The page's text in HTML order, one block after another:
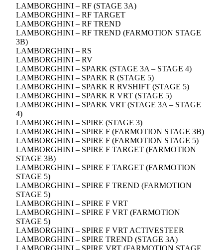
LAMBORGHINI – RF (STAGE 3A)
LAMBORGHINI – RF TARGET
LAMBORGHINI – RF TREND
LAMBORGHINI – RF TREND (FARMOTION STAGE
3B)
LAMBORGHINI – RS
LAMBORGHINI – RV
LAMBORGHINI – SPARK (STAGE 3A – STAGE 4)
LAMBORGHINI – SPARK R (STAGE 5)
LAMBORGHINI – SPARK R RVSHIFT (STAGE 5)
LAMBORGHINI – SPARK R VRT (STAGE 5)
LAMBORGHINI – SPARK VRT (STAGE 3A – STAGE
4)
LAMBORGHINI – SPIRE (STAGE 3)
LAMBORGHINI – SPIRE F (FARMOTION STAGE 3B)
LAMBORGHINI – SPIRE F (FARMOTION STAGE 5)
LAMBORGHINI – SPIRE F TARGET (FARMOTION
STAGE 3B)
LAMBORGHINI – SPIRE F TARGET (FARMOTION
STAGE 5)
LAMBORGHINI – SPIRE F TREND (FARMOTION
STAGE 5)
LAMBORGHINI – SPIRE F VRT
LAMBORGHINI – SPIRE F VRT (FARMOTION
STAGE 5)
LAMBORGHINI – SPIRE F VRT ACTIVESTEER
LAMBORGHINI – SPIRE TREND (STAGE 3A)